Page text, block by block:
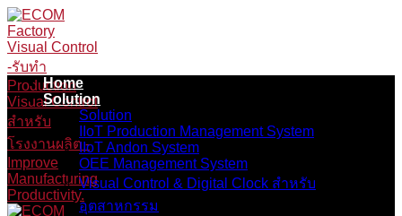
Skip
to
content
Home
Solution
Solution
IIoT Production Management System
IIoT Andon System
OEE Management System
Visual Control & Digital Clock สำหรับ
อุตสาหกรรม